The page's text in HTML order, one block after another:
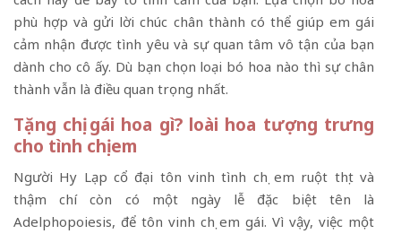
phù hợp và gửi lời chúc chân thành có thể giúp em gái
cảm nhận được tình yêu và sự quan tâm vô tận của bạn
dành cho cô ấy. Dù bạn chọn loại bó hoa nào thì sự chân
thành vẫn là điều quan trọng nhất.
Tặng chị gái hoa gì? loài hoa tượng trưng
cho tình chị em
Người Hy Lạp cổ đại tôn vinh tình chị em ruột thịt và
thậm chí còn có một ngày lễ đặc biệt tên là
Adelphopoiesis, để tôn vinh chị em gái. Vì vậy, việc một